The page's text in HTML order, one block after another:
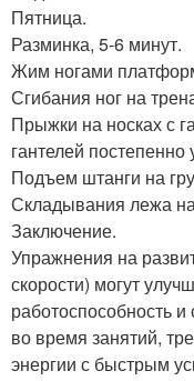
Пятница.
Разминка, 5-6 минут.
Жим ногами
Сгибания ног на
Прыжки на носках с
гантелей постепенно
Подъем штанги на
Складывания лежа
Заключение.
Упражнения на
скорости) могут
работоспособность
во время занятий,
энергии с быстрым